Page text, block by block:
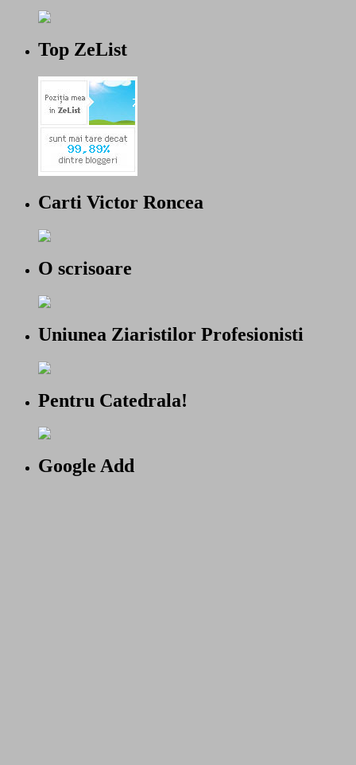
Top ZeList
Carti Victor Roncea
O scrisoare
Uniunea Ziaristilor Profesionisti
Pentru Catedrala!
Google Add